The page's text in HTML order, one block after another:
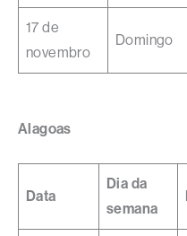
17 de
novembro
Domingo
Alagoas
Data
Dia da
semana